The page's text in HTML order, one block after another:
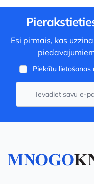
Esi pirmais, kas
Piekrītu lietošanas